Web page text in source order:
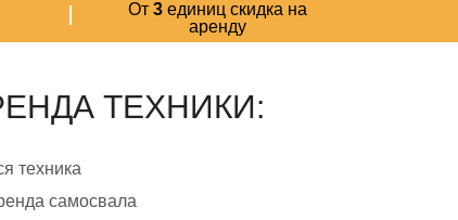
От3 единиц скидка на
аренду
ТЕХНИКИ:
техника
самосвала